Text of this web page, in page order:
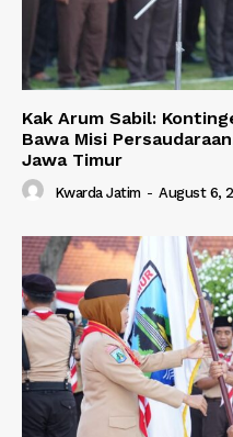
Kak Arum Sabil:
Bawa Misi
Jawa Timur
Kwarda Jatim - August 6,